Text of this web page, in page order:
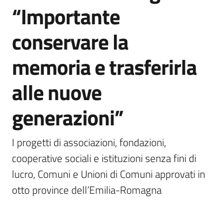
Seguici
su
“Importante
conservare la
memoria e trasferirla
alle nuove
generazioni”
I progetti di associazioni, fondazioni,
cooperative sociali e istituzioni senza fini di
lucro, Comuni e Unioni di Comuni approvati in
otto province dell’Emilia-Romagna